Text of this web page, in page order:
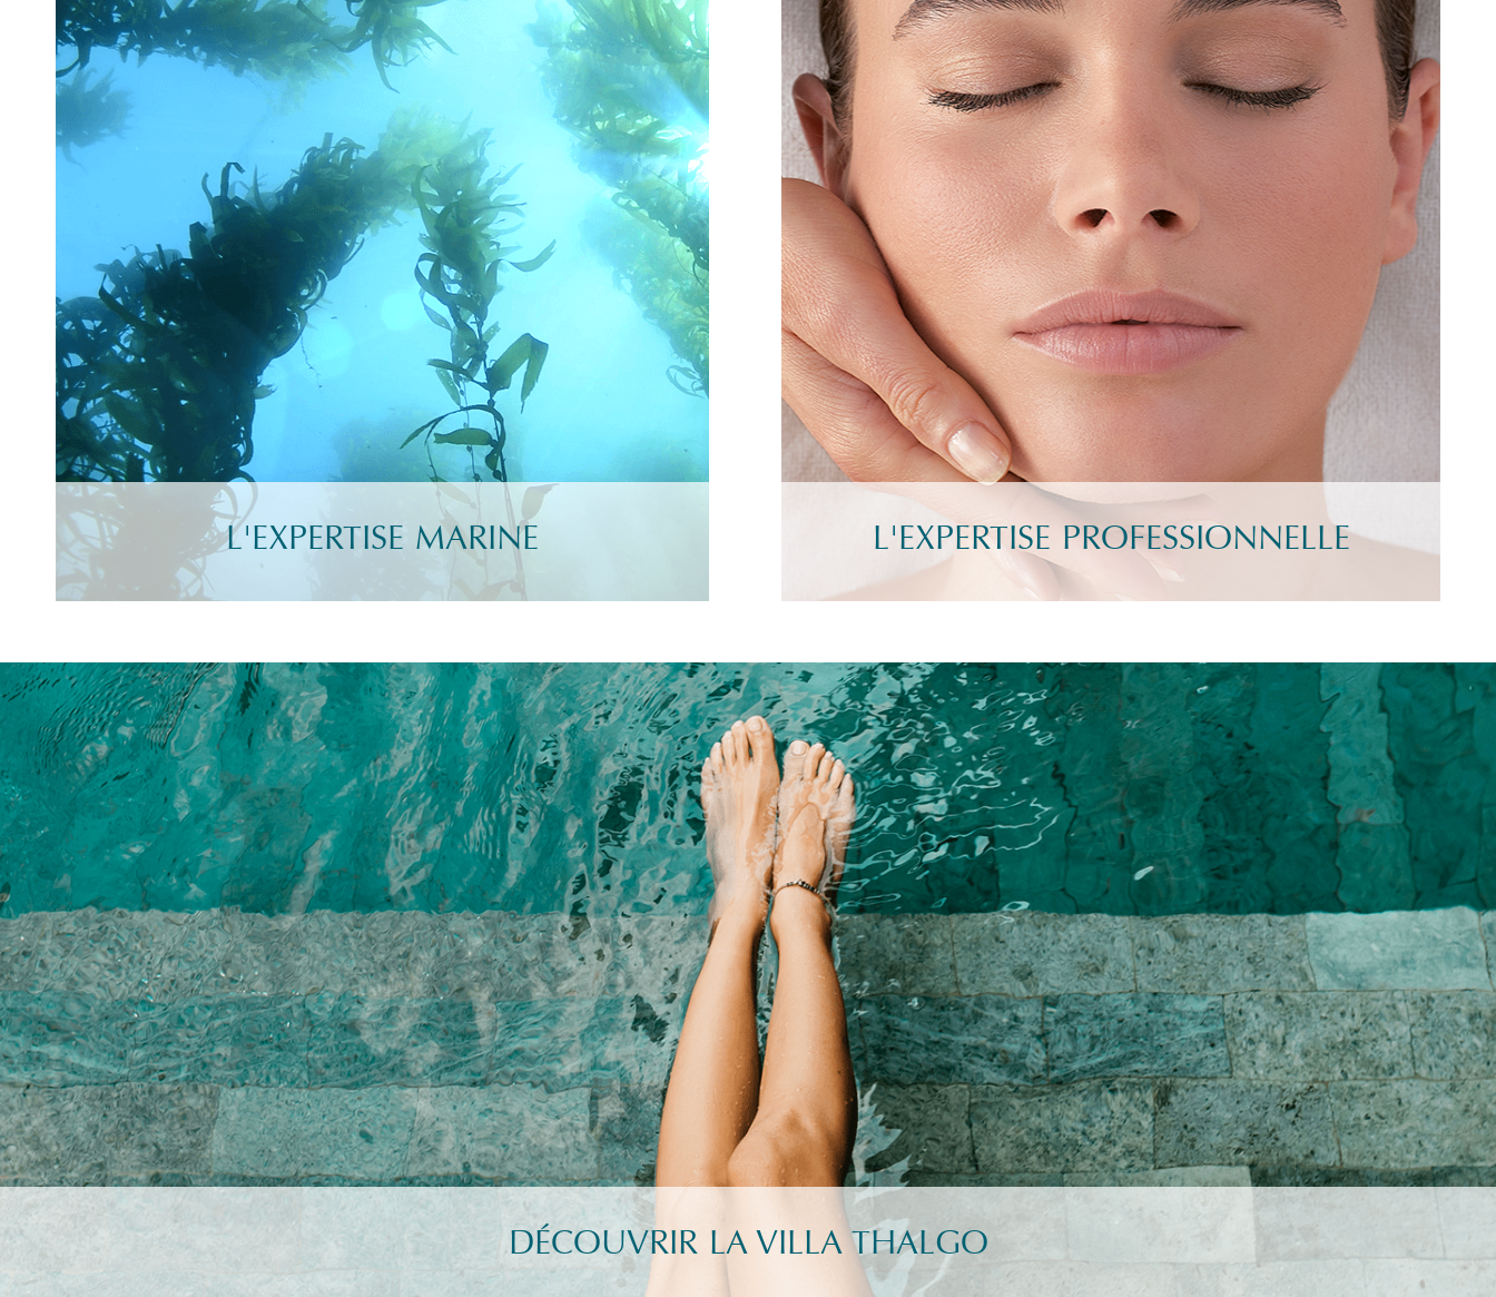
L'EXPERTISE MARINE L'EXPERTISE PROFESSIONNELLE
DÉCOUVRIR LA VILLA THALGO